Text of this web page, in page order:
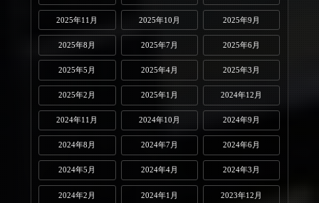
2025年11月 2025年10月 2025年9月
2025年8月 2025年7月 2025年6月
2025年5月 2025年4月 2025年3月
2025年2月 2025年1月 2024年12月
2024年11月 2024年10月 2024年9月
2024年8月 2024年7月 2024年6月
2024年5月 2024年4月 2024年3月
2024年2月 2024年1月 2023年12月